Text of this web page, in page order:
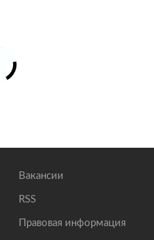
Вакансии
RSS
Правовая информация